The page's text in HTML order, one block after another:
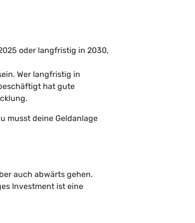
oder langfristig in 2030,
Wer langfristig in
hat gute
musst deine Geldanlage
auch abwärts gehen.
Investment ist eine